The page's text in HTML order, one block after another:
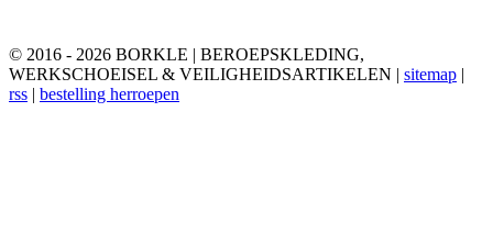
© 2016 - 2026 BORKLE | BEROEPSKLEDING,
WERKSCHOEISEL & VEILIGHEIDSARTIKELEN | sitemap |
rss | bestelling herroepen